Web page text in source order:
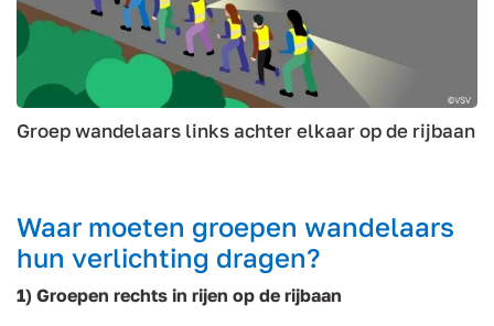
Groep wandelaars links achter elkaar op de rijbaan
Waar moeten groepen wandelaars
hun verlichting dragen?
1) Groepen rechts in rijen op de rijbaan